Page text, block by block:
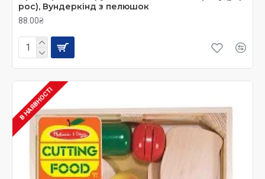
рос), Вундеркінд з пелюшок
88.00₴
В НАЯВНОСТІ